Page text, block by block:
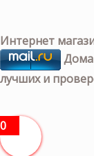
Интернет
лучших и
0